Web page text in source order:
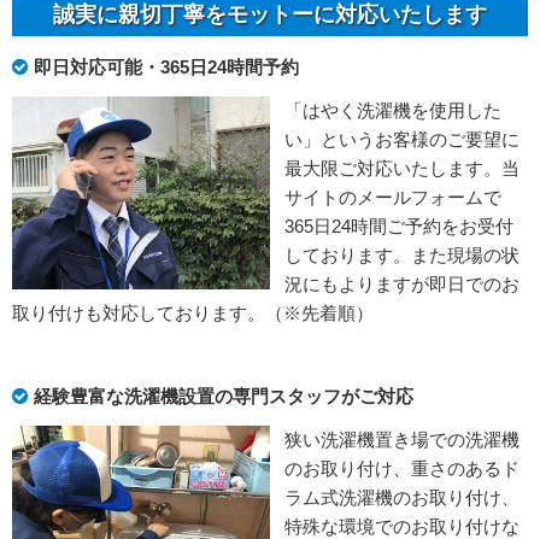
誠実に親切丁寧をモットーに対応いたします
即日対応可能・365日24時間予約
「はやく洗濯機を使用した
い」というお客様のご要望に
最大限ご対応いたします。当
サイトのメールフォームで
365日24時間ご予約をお受付
しております。また現場の状
況にもよりますが即日でのお
取り付けも対応しております。（※先着順）
経験豊富な洗濯機設置の専門スタッフがご対応
狭い洗濯機置き場での洗濯機
のお取り付け、重さのあるド
ラム式洗濯機のお取り付け、
特殊な環境でのお取り付けな